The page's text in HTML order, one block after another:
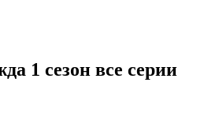
1 сезон все серии